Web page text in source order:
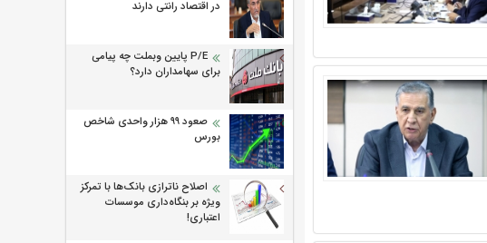
در اقتصاد رانتی دارند
P/E پایین وبملت چه پیامی
برای سهامداران دارد؟
صعود ۹۹ هزار واحدی شاخص
بورس
اصلاح ناترازی بانک‌ها با تمرکز
ویژه بر بنگاه‌داری موسسات
اعتباری!